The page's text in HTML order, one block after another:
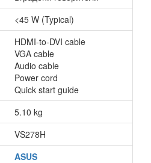
<45 W (Typical)
HDMI-to-DVI cable
VGA cable
Audio cable
Power cord
Quick start guide
5.10 kg
VS278H
ASUS